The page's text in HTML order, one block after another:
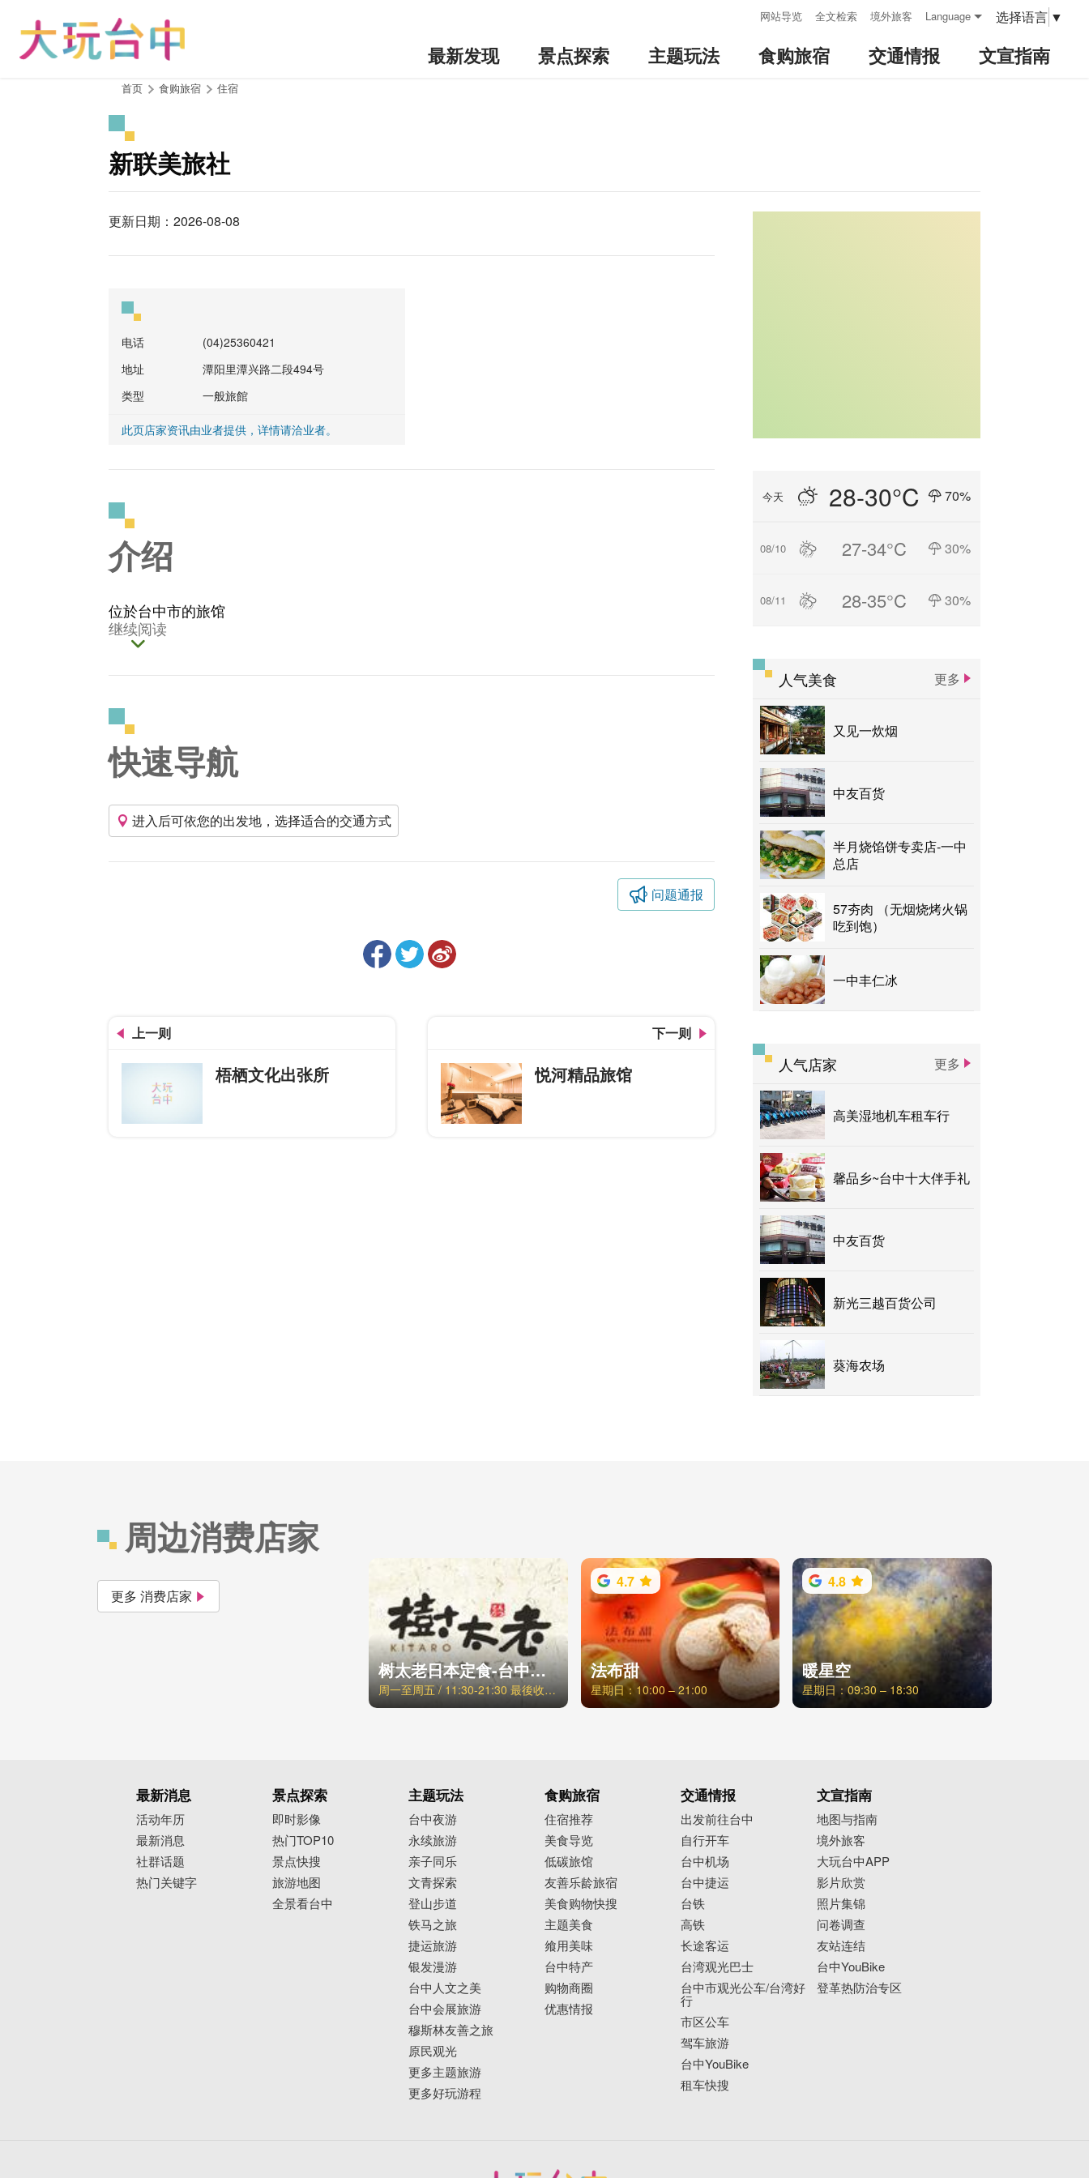
网站导览 全文检索 境外旅客 Language 选择语言 ▼
最新发现 景点探索 主题玩法 食购旅宿 交通情报 文宣指南
首页 食购旅宿 住宿
新联美旅社
更新日期：2026-08-08
电话
(04)25360421
地址
潭阳里潭兴路二段494号
类型
一般旅館
此页店家资讯由业者提供，详情请洽业者。
介绍
位於台中市的旅馆
继续阅读
快速导航
进入后可依您的出发地，选择适合的交通方式
问题通报
上一则
梧栖文化出张所
下一则
悦河精品旅馆
今天 28-30°C 70%
08/10 27-34°C 30%
08/11 28-35°C 30%
人气美食 更多
又见一炊烟
中友百货
半月烧馅饼专卖店-一中
总店
57夯肉 （无烟烧烤火锅
吃到饱）
一中丰仁冰
人气店家 更多
高美湿地机车租车行
馨品乡~台中十大伴手礼
中友百货
新光三越百货公司
葵海农场
周边消费店家
更多 消费店家
树太老日本定食-台中青海店
周一至周五 / 11:30-21:30 最後收客时间21:00，周六日、例假日 / 11:00-21:30 最後收客时间21:00
4.7
法布甜
星期日：10:00 – 21:00
4.8
暖星空
星期日：09:30 – 18:30
最新消息
活动年历
最新消息
社群话题
热门关键字
景点探索
即时影像
热门TOP10
景点快搜
旅游地图
全景看台中
主题玩法
台中夜游
永续旅游
亲子同乐
文青探索
登山步道
铁马之旅
捷运旅游
银发漫游
台中人文之美
台中会展旅游
穆斯林友善之旅
原民观光
更多主题旅游
更多好玩游程
食购旅宿
住宿推荐
美食导览
低碳旅馆
友善乐龄旅宿
美食购物快搜
主题美食
飨用美味
台中特产
购物商圈
优惠情报
交通情报
出发前往台中
自行开车
台中机场
台中捷运
台铁
高铁
长途客运
台湾观光巴士
台中市观光公车/台湾好
行
市区公车
驾车旅游
台中YouBike
租车快搜
文宣指南
地图与指南
境外旅客
大玩台中APP
影片欣赏
照片集锦
问卷调查
友站连结
台中YouBike
登革热防治专区